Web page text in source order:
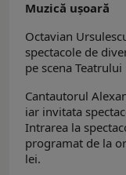
Muzică uşoară
Octavian
spectacole de
pe scena Teatrului
Cantautorul
iar invitata
Intrarea la
programat de la
lei.